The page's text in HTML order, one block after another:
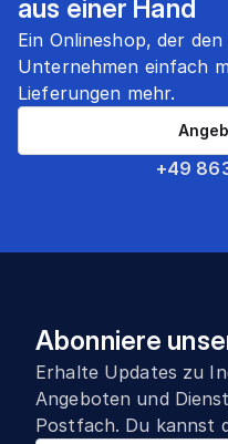
aus einer Hand
Ein Onlineshop, der
Unternehmen einfach
Lieferungen mehr.
+49
Abonniere
Erhalte Updates zu
Angeboten und
Postfach. Du kannst